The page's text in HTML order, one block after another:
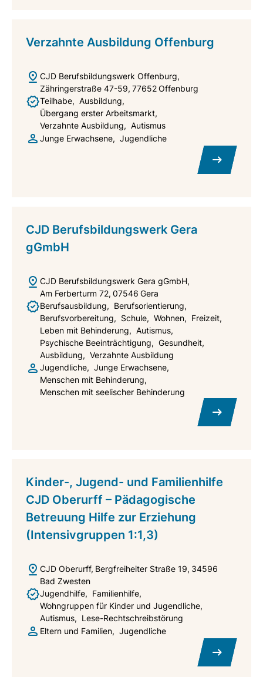
Verzahnte Ausbildung Offenburg
CJD Berufsbildungswerk Offenburg
Zähringerstraße 47-59 77652Offenburg
Teilhabe
Ausbildung
Übergang erster Arbeitsmarkt
Verzahnte Ausbildung
Autismus
Junge Erwachsene
Jugendliche
CJD Berufsbildungswerk Gera
gGmbH
CJD Berufsbildungswerk Gera gGmbH
Am Ferberturm 72 07546 Gera
Berufsausbildung
Berufsorientierung
Berufsvorbereitung
Schule Wohnen
Freizeit
Leben mit Behinderung
Autismus
Psychische Beeinträchtigung
Gesundheit
Ausbildung
Verzahnte Ausbildung
Jugendliche
Junge Erwachsene
Menschen mit Behinderung
Menschen mit seelischer Behinderung
Kinder-, Jugend- und Familienhilfe
CJD Oberurff – Pädagogische
Betreuung Hilfe zur Erziehung
(Intensivgruppen 1:1,3)
CJD Oberurff Bergfreiheiter Straße 19 34596
Bad Zwesten
Jugendhilfe
Familienhilfe
Wohngruppen für Kinder und Jugendliche
Autismus
Lese-Rechtschreibstörung
Eltern und Familien
Jugendliche